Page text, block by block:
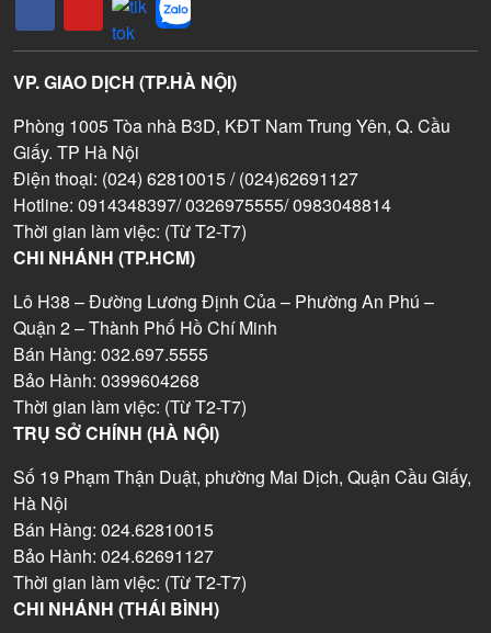
VP. GIAO DỊCH (TP.HÀ NỘI)
Phòng 1005 Tòa nhà B3D, KĐT Nam Trung Yên, Q. Cầu
Giấy. TP Hà Nội
Điện thoại: (024) 62810015 / (024)62691127
Hotline: 0914348397/ 0326975555/ 0983048814
Thời gian làm việc: (Từ T2-T7)
CHI NHÁNH (TP.HCM)
Lô H38 – Đường Lương Định Của – Phường An Phú –
Quận 2 – Thành Phố Hồ Chí Minh
Bán Hàng: 032.697.5555
Bảo Hành: 0399604268
Thời gian làm việc: (Từ T2-T7)
TRỤ SỞ CHÍNH (HÀ NỘI)
Số 19 Phạm Thận Duật, phường Mai Dịch, Quận Cầu Giấy,
Hà Nội
Bán Hàng: 024.62810015
Bảo Hành: 024.62691127
Thời gian làm việc: (Từ T2-T7)
CHI NHÁNH (THÁI BÌNH)